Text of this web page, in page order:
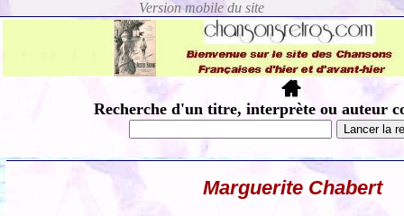
Recherche d'un titre, interprète ou auteur
Marguerite Chabert